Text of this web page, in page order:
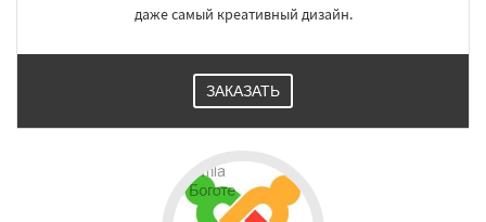
даже самый креативный дизайн.
ЗАКАЗАТЬ